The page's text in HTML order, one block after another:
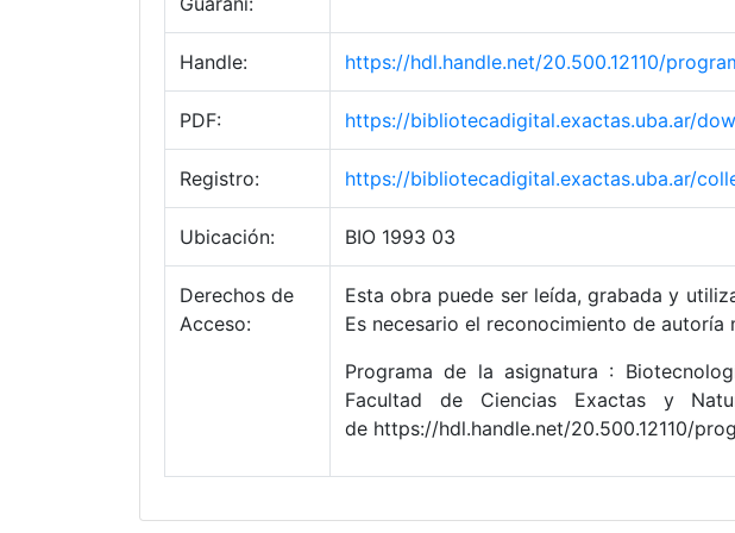
Handle: https://hdl.handle.net/20.500.12110/
PDF: https://bibliotecadigital.exactas.uba.ar/
Registro: https://bibliotecadigital.exactas.uba.ar/
Ubicación: BIO 1993 03
Derechos de
Acceso:
Esta obra puede ser leída, grabada y
Es necesario el reconocimiento de
Programa de la asignatura :
Facultad de Ciencias Exactas y
de https://hdl.handle.net/20.500.12110/